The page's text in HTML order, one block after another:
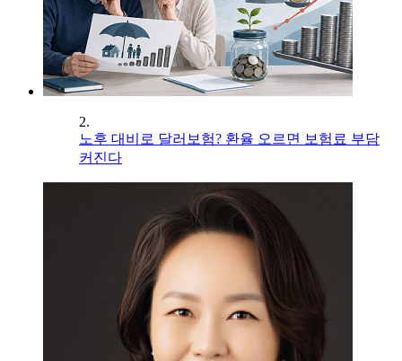
2.
노후 대비로 달러보험? 환율 오르면 보험료 부담
커진다